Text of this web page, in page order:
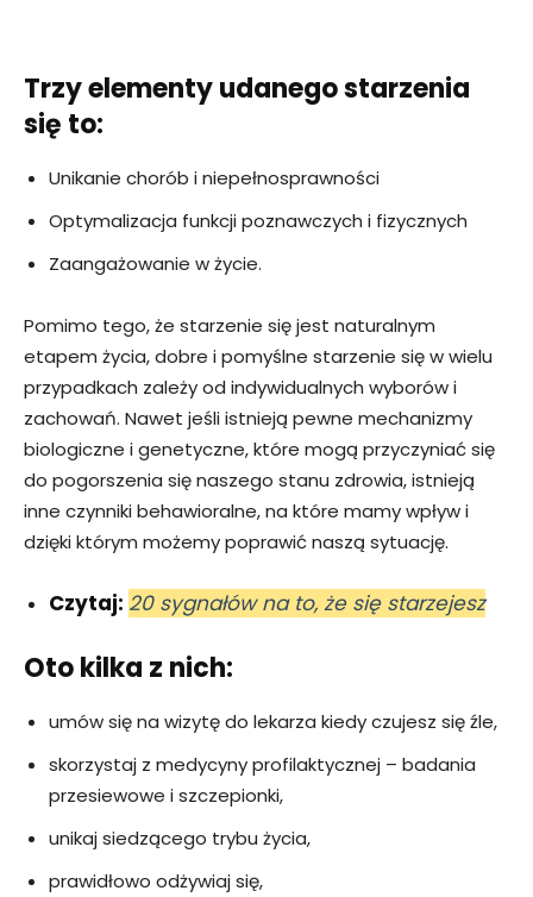
Trzy elementy udanego starzenia
się to:
Unikanie chorób i niepełnosprawności
Optymalizacja funkcji poznawczych i fizycznych
Zaangażowanie w życie.
Pomimo tego, że starzenie się jest naturalnym
etapem życia, dobre i pomyślne starzenie się w wielu
przypadkach zależy od indywidualnych wyborów i
zachowań. Nawet jeśli istnieją pewne mechanizmy
biologiczne i genetyczne, które mogą przyczyniać się
do pogorszenia się naszego stanu zdrowia, istnieją
inne czynniki behawioralne, na które mamy wpływ i
dzięki którym możemy poprawić naszą sytuację.
Czytaj: 20 sygnałów na to, że się starzejesz
Oto kilka z nich:
umów się na wizytę do lekarza kiedy czujesz się źle,
skorzystaj z medycyny profilaktycznej – badania
przesiewowe i szczepionki,
unikaj siedzącego trybu życia,
prawidłowo odżywiaj się,